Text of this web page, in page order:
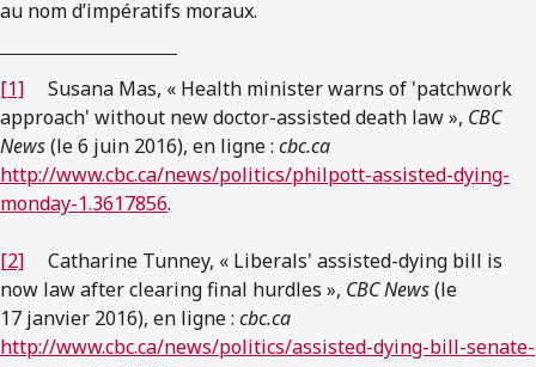
au nom d’impératifs moraux.
[1] Susana Mas, « Health minister warns of 'patchwork
approach' without new doctor-assisted death law », CBC
News(le 6 juin 2016), en ligne : cbc.ca
http://www.cbc.ca/news/politics/philpott-assisted-dying-
monday-1.3617856.
[2] Catharine Tunney, « Liberals' assisted-dying bill is
now law after clearing final hurdles », CBC News(le
17 janvier 2016), en ligne : cbc.ca
http://www.cbc.ca/news/politics/assisted-dying-bill-senate-